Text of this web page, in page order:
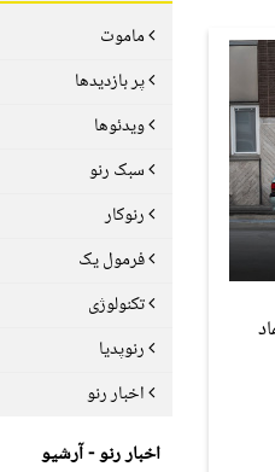
ماموت
پر بازدیدها
ویدئوها
سبک رنو
رنوکار
فرمول یک
تکنولوژی
رنوپدیا
اخبار رنو
اخبار رنو - آرشیو